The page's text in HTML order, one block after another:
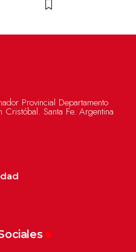
Provincial Departamento
Cristóbal. Santa Fe. Argentina